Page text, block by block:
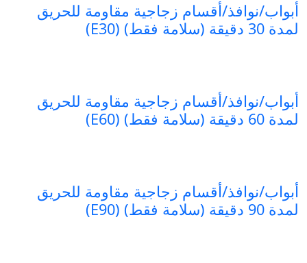
أبواب/نوافذ/أقسام زجاجية مقاومة للحريق
لمدة 30 دقيقة (سلامة فقط) (E30)
أبواب/نوافذ/أقسام زجاجية مقاومة للحريق
لمدة 60 دقيقة (سلامة فقط) (E60)
أبواب/نوافذ/أقسام زجاجية مقاومة للحريق
لمدة 90 دقيقة (سلامة فقط) (E90)